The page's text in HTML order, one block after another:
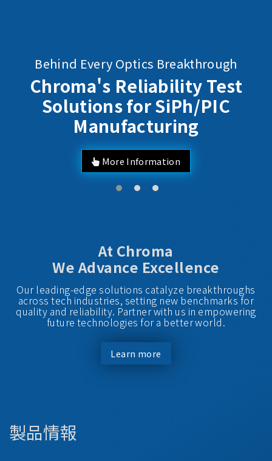
Behind Every Optics Breakthrough
Chroma's Reliability Test
Solutions for SiPh/PIC
Manufacturing
More Information
At Chroma
We Advance Excellence
Our leading-edge solutions catalyze breakthroughs
across tech industries, setting new benchmarks for
quality and reliability. Partner with us in empowering
future technologies for a better world.
Learn more
製品情報